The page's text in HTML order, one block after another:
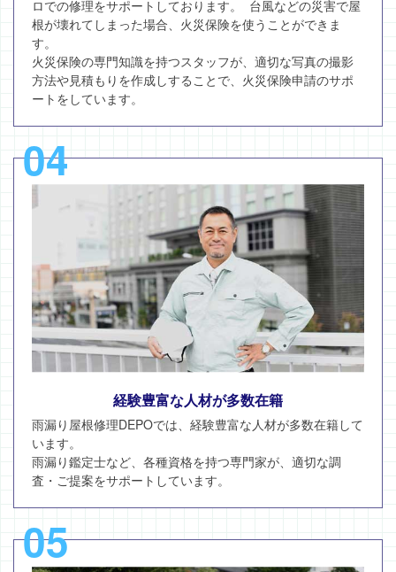
ロでの修理をサポートしております。 台風などの災害で屋
根が壊れてしまった場合、火災保険を使うことができま
す。
火災保険の専門知識を持つスタッフが、適切な写真の撮影
方法や見積もりを作成しすることで、火災保険申請のサポ
ートをしています。
04
経験豊富な人材が多数在籍
雨漏り屋根修理DEPOでは、経験豊富な人材が多数在籍して
います。
雨漏り鑑定士など、各種資格を持つ専門家が、適切な調
査・ご提案をサポートしています。
05